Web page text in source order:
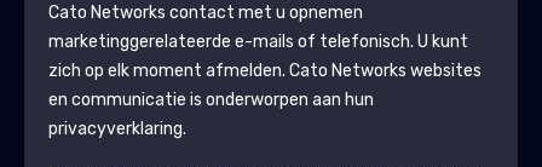
Cato Networks contact met u opnemen
marketinggerelateerde e-mails of telefonisch. U kunt
zich op elk moment afmelden. Cato Networks websites
en communicatie is onderworpen aan hun
privacyverklaring.